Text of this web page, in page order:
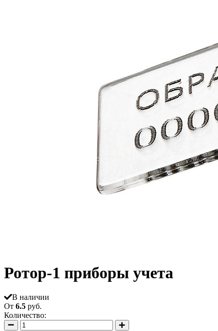
Ротор-1 приборы учета
В наличии
От 6.5 руб.
Количество: